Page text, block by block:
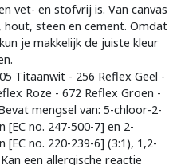
vet- en stofvrij is. Van canvas
steen en cement. Omdat
je makkelijk de juiste kleur
Titaanwit - 256 Reflex Geel -
Roze - 672 Reflex Groen -
mengsel van: 5-chloor-2-
no. 247-500-7] en 2-
no. 220-239-6] (3:1), 1,2-
een allergische reactie